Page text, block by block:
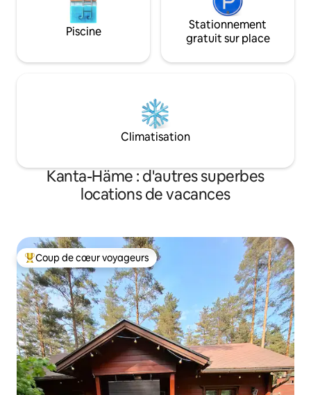
Piscine
Stationnement
gratuit sur place
Climatisation
Kanta-Häme : d'autres superbes
locations de vacances
Coups de cœur voyageurs les plus appréciés
Coup de cœur voyageurs